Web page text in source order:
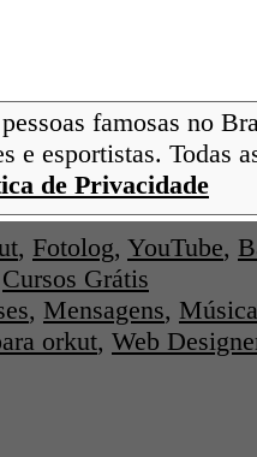
famosas no
e esportistas. Todas
de Privacidade
, Fotolog, YouTube,
Cursos Grátis
, Mensagens,
orkut, Web